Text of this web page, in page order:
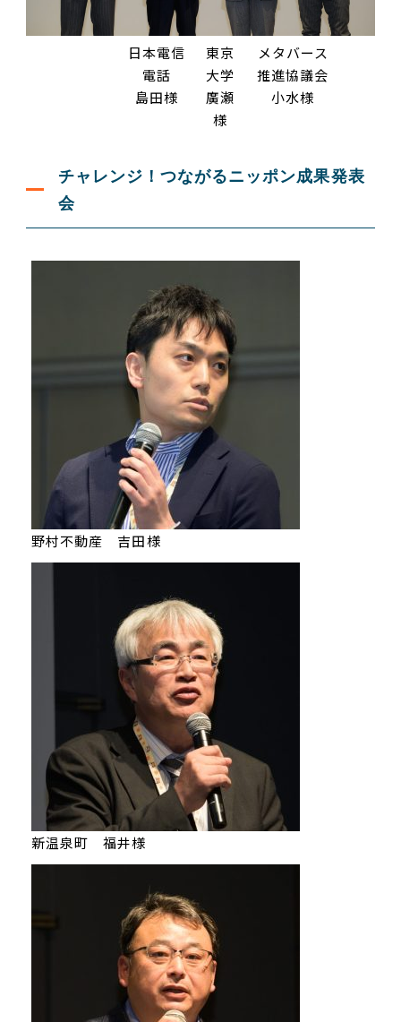
日本電信
電話
島田様
東京
大学
廣瀬
様
メタバース
推進協議会
小水様
チャレンジ！つながるニッポン成果発表
会
野村不動産 吉田様
新温泉町 福井様